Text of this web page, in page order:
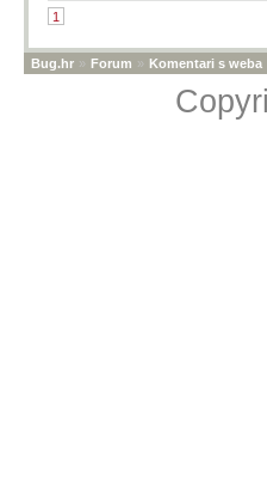
1
Bug.hr » Forum » Komentari s weba